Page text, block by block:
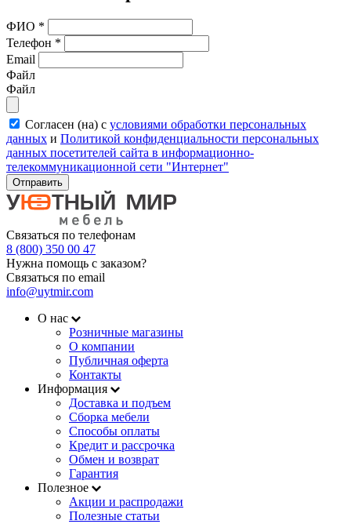
ФИО *
Телефон *
Email
Файл
Файл
Согласен (на) с условиями обработки персональных
данных и Политикой конфиденциальности персональных
данных посетителей сайта в информационно-
телекоммуникационной сети "Интернет"
Отправить
Связаться по телефонам
8 (800) 350 00 47
Нужна помощь с заказом?
Связаться по email
info@uytmir.com
О нас
Розничные магазины
О компании
Публичная оферта
Контакты
Информация
Доставка и подъем
Сборка мебели
Способы оплаты
Кредит и рассрочка
Обмен и возврат
Гарантия
Полезное
Акции и распродажи
Полезные статьи